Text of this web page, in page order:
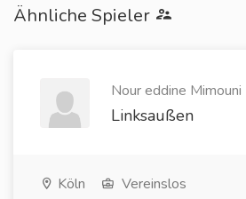
Ähnliche Spieler
Nour eddine Mimouni
Linksaußen
Köln Vereinslos